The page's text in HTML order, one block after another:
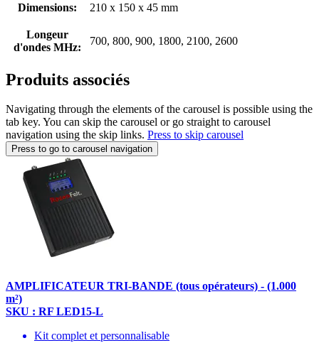
Dimensions: 210 x 150 x 45 mm
Longeur
d'ondes MHz:
700, 800, 900, 1800, 2100, 2600
Produits associés
Navigating through the elements of the carousel is possible using the
tab key. You can skip the carousel or go straight to carousel
navigation using the skip links. Press to skip carousel
Press to go to carousel navigation
AMPLIFICATEUR TRI-BANDE (tous opérateurs) - (1.000
m²)
SKU : RF LED15-L
Kit complet et personnalisable